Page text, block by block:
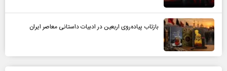
بازتاب پیاده‌روی اربعین در ادبیات داستانی معاصر ایران